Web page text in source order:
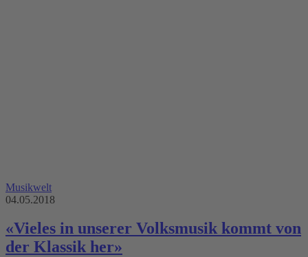
Musikwelt
04.05.2018
«Vieles in unserer Volksmusik kommt von
der Klassik her»